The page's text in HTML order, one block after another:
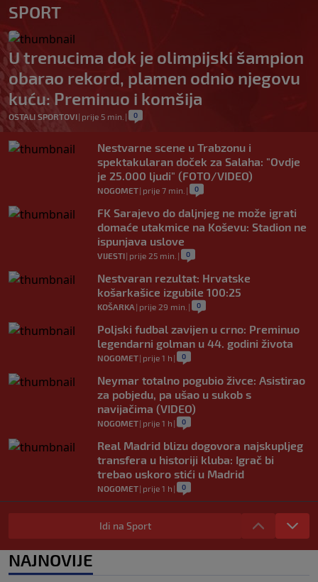
SPORT
U trenucima dok je olimpijski šampion
obarao rekord, plamen odnio njegovu
kuću: Preminuo i komšija
OSTALI SPORTOVI| prije 5 min. | 0
Nestvarne scene u Trabzonu i
spektakularan doček za Salaha: "Ovdje
je 25.000 ljudi" (FOTO/VIDEO)
NOGOMET| prije 7 min. | 0
FK Sarajevo do daljnjeg ne može igrati
domaće utakmice na Koševu: Stadion ne
ispunjava uslove
VIJESTI| prije 25 min. | 0
Nestvaran rezultat: Hrvatske
košarkašice izgubile 100:25
KOŠARKA | prije 29 min. | 0
Poljski fudbal zavijen u crno: Preminuo
legendarni golman u 44. godini života
NOGOMET| prije 1 h | 0
Neymar totalno pogubio živce: Asistirao
za pobjedu, pa ušao u sukob s
navijačima (VIDEO)
NOGOMET| prije 1 h | 0
Real Madrid blizu dogovora najskupljeg
transfera u historiji kluba: Igrač bi
trebao uskoro stići u Madrid
NOGOMET| prije 1 h | 0
Lara Gut-Behrami završila karijeru:
Jedna od najvećih skijašica svih
0
Idi na Sport
NAJNOVIJE